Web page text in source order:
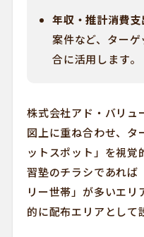
年収・推計消費支
案件など、ター
合に活用します。
株式会社アド・バリュ
図上に重ね合わせ、タ
ットスポット」を視覚
習塾のチラシであれば
リー世帯」が多いエ
的に配布エリアとして